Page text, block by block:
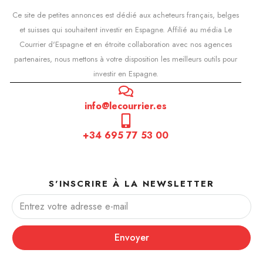
Ce site de petites annonces est dédié aux acheteurs français, belges
et suisses qui souhaitent investir en Espagne. Affilié au média Le
Courrier d'Espagne et en étroite collaboration avec nos agences
partenaires, nous mettons à votre disposition les meilleurs outils pour
investir en Espagne.
info@lecourrier.es
+34 695 77 53 00
S'INSCRIRE À LA NEWSLETTER
Envoyer